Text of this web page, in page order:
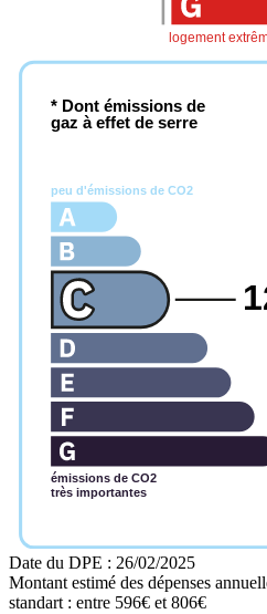
logement
émissions de CO2
très importantes
peu d'émissions de CO2
* Dont émissions de
gaz à effet de serre
Date du DPE : 26/02/2025
Montant estimé des dépenses
standart : entre 596€ et 806€